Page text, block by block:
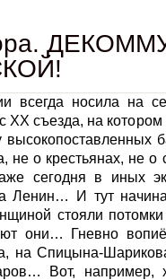
всегда носила на
ХХ съезда, на
высокопоставленных
не о крестьянах, не
сегодня в иных
Ленин… И тут
стояли
они… Гневно
на Спицына-
Вот, например,